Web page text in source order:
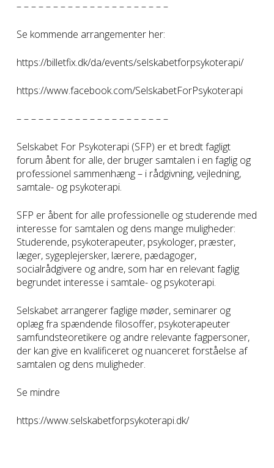
– – – – – – – – – – – – – – – – – – – – –
Se kommende arrangementer her:
https://billetfix.dk/da/events/selskabetforpsykoterapi/
https://www.facebook.com/SelskabetForPsykoterapi
– – – – – – – – – – – – – – – – – – – – –
Selskabet For Psykoterapi (SFP) er et bredt fagligt
forum åbent for alle, der bruger samtalen i en faglig og
professionel sammenhæng – i rådgivning, vejledning,
samtale- og psykoterapi.
SFP er åbent for alle professionelle og studerende med
interesse for samtalen og dens mange muligheder:
Studerende, psykoterapeuter, psykologer, præster,
læger, sygeplejersker, lærere, pædagoger,
socialrådgivere og andre, som har en relevant faglig
begrundet interesse i samtale- og psykoterapi.
Selskabet arrangerer faglige møder, seminarer og
oplæg fra spændende filosoffer, psykoterapeuter
samfundsteoretikere og andre relevante fagpersoner,
der kan give en kvalificeret og nuanceret forståelse af
samtalen og dens muligheder.
Se mindre
https://www.selskabetforpsykoterapi.dk/